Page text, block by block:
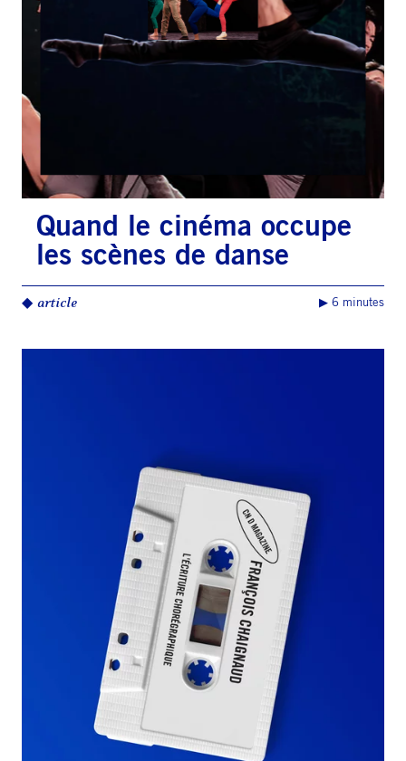
Quand le cinéma occupe
les scènes de danse
◆ article ▶︎ 6 minutes